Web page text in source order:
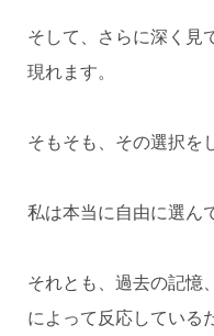
そして、さらに深く見
現れます。
そもそも、その選択を
私は本当に自由に選ん
それとも、過去の記憶
によって反応している